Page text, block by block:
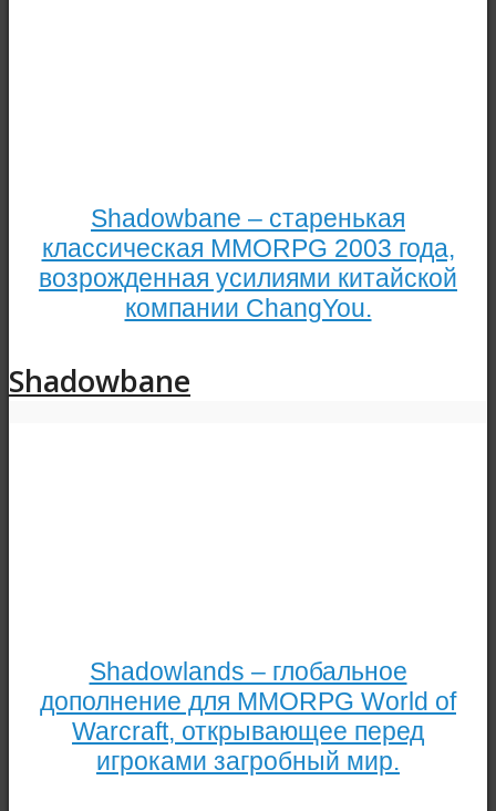
Shadowbane – старенькая
классическая MMORPG 2003 года,
возрожденная усилиями китайской
компании ChangYou.
Shadowbane
Shadowlands – глобальное
дополнение для MMORPG World of
Warcraft, открывающее перед
игроками загробный мир.